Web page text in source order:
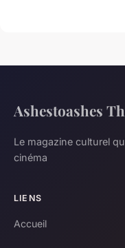
Ashestoashes
Le magazine culturel
cinéma
LIENS
Accueil